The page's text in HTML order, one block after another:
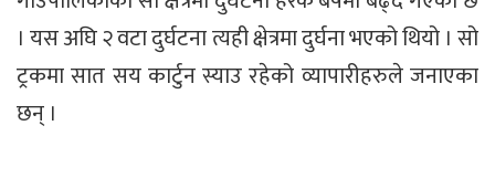
। यस अघि २ वटा दुर्घटना त्यही क्षेत्रमा दुर्घना भएको थियो । सो
ट्रकमा सात सय कार्टुन स्याउ रहेको व्यापारीहरुले जनाएका
छन् ।